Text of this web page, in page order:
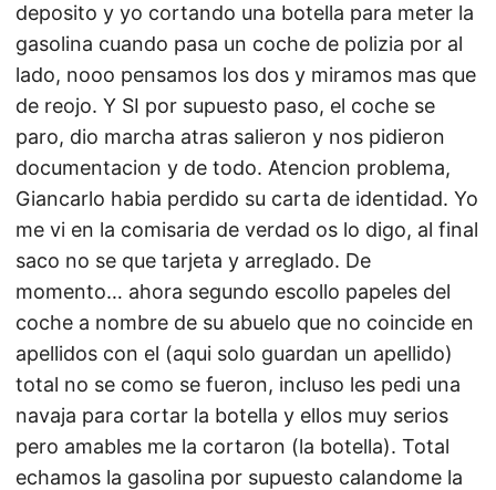
deposito y yo cortando una botella para meter la
gasolina cuando pasa un coche de polizia por al
lado, nooo pensamos los dos y miramos mas que
de reojo. Y SI por supuesto paso, el coche se
paro, dio marcha atras salieron y nos pidieron
documentacion y de todo. Atencion problema,
Giancarlo habia perdido su carta de identidad. Yo
me vi en la comisaria de verdad os lo digo, al final
saco no se que tarjeta y arreglado. De
momento… ahora segundo escollo papeles del
coche a nombre de su abuelo que no coincide en
apellidos con el (aqui solo guardan un apellido)
total no se como se fueron, incluso les pedi una
navaja para cortar la botella y ellos muy serios
pero amables me la cortaron (la botella). Total
echamos la gasolina por supuesto calandome la